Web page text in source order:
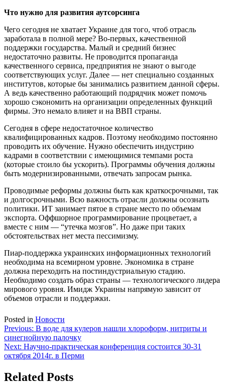
Что нужно для развития аутсорсинга
Чего сегодня не хватает Украине для того, чтоб отрасль
заработала в полной мере? Во-первых, качественной
поддержки государства. Малый и средний бизнес
недостаточно развиты. Не проводится пропаганда
качественного сервиса, предприятия не знают о выгоде
соответствующих услуг. Далее — нет специально созданных
институтов, которые бы занимались развитием данной сферы.
А ведь качественно работающий подрядчик может помочь
хорошо сэкономить на организации определенных функций
фирмы. Это немало влияет и на ВВП страны.
Сегодня в сфере недостаточное количество
квалифицированных кадров. Поэтому необходимо постоянно
проводить их обучение. Нужно обеспечить индустрию
кадрами в соответствии с имеющимися темпами роста
(которые стоило бы ускорить). Программы обучения должны
быть модернизированными, отвечать запросам рынка.
Проводимые реформы должны быть как краткосрочными, так
и долгосрочными. Всю важность отрасли должны осознать
политики. ИТ занимает пятое в стране место по объемам
экспорта. Оффшорное программирование процветает, а
вместе с ним — “утечка мозгов”. Но даже при таких
обстоятельствах нет места пессимизму.
Пиар-поддержка украинских информационных технологий
необходима на всемирном уровне. Экономика в стране
должна переходить на постиндустриальную стадию.
Необходимо создать образ страны — технологического лидера
мирового уровня. Имидж Украины напрямую зависит от
объемов отрасли и поддержки.
Posted in Новости
Навигация
по
записям
Previous: В воде для кулеров нашли хлороформ, нитриты и
синегнойную палочку
Next: Научно-практическая конференция состоится 30-31
октября 2014г. в Перми
Related Posts